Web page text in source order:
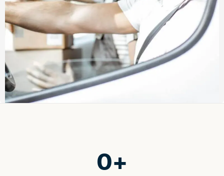
0+